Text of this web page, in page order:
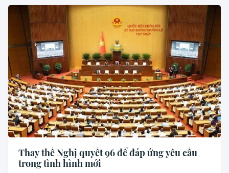
Thay thế Nghị quyết 96 để đáp ứng yêu cầu
trong tình hình mới